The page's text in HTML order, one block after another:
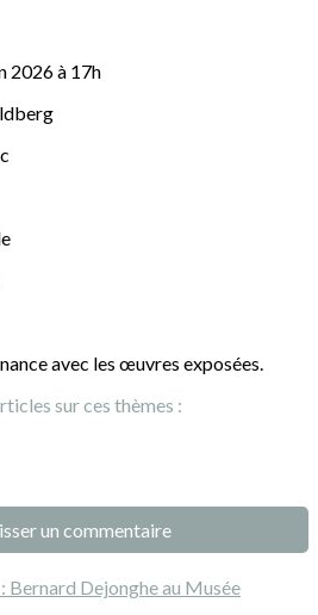
2026 à 17h
avec les œuvres exposées.
sur ces thèmes :
un commentaire